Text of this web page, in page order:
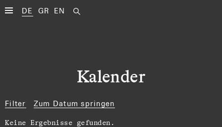
DE GR EN
Kalender
Filter Zum Datum springen
Keine Ergebnisse gefunden.